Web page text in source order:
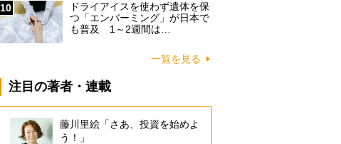
10
ドライアイスを使わず遺体を保
つ「エンバーミング」が日本で
も普及 1～2週間は…
一覧を見る
注目の著者・連載
藤川里絵「さあ、投資を始めよ
う！」